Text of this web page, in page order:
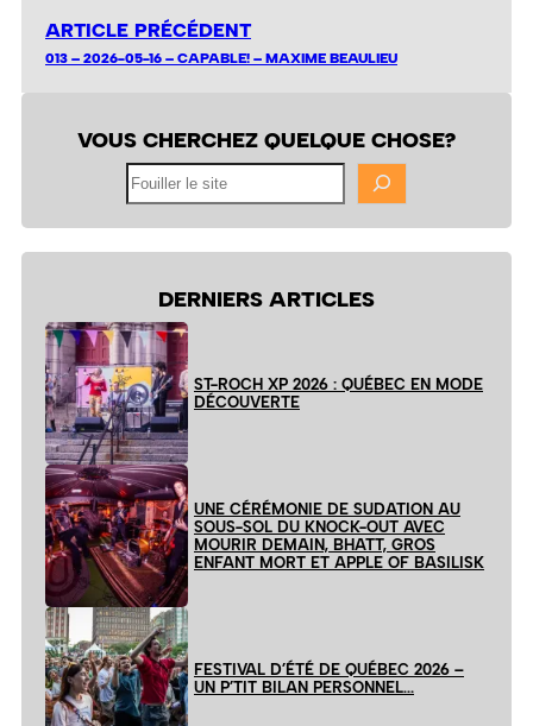
ARTICLE PRÉCÉDENT
013 – 2026-05-16 – CAPABLE! – MAXIME BEAULIEU
VOUS CHERCHEZ QUELQUE CHOSE?
DERNIERS ARTICLES
ST-ROCH XP 2026 : QUÉBEC EN MODE
DÉCOUVERTE
UNE CÉRÉMONIE DE SUDATION AU
SOUS-SOL DU KNOCK-OUT AVEC
MOURIR DEMAIN, BHATT, GROS
ENFANT MORT ET APPLE OF BASILISK
FESTIVAL D’ÉTÉ DE QUÉBEC 2026 –
UN P’TIT BILAN PERSONNEL…